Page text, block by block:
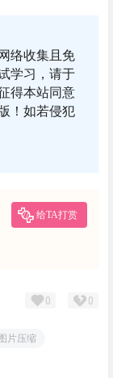
络收集且免
学习，请于
得本站同意
！如若侵犯
给TA打赏
0 0
图片压缩